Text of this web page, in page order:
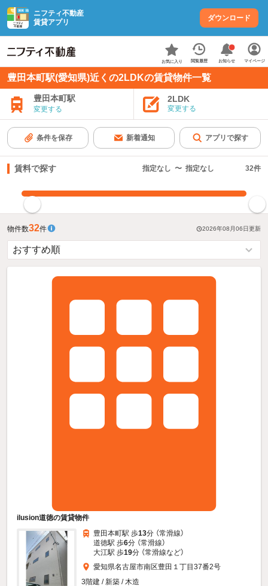
ニフティ不動産
賃貸アプリ
ダウンロード
お気に入り 閲覧履歴 お知らせ マイページ
豊田本町駅(愛知県)近くの2LDKの賃貸物件一覧
豊田本町駅
変更する
2LDK
変更する
条件を保存 新着通知 アプリで探す
賃料で探す 指定なし 〜 指定なし 32件
物件数32件 2026年08月06日更新
ilusion道徳の賃貸物件
豊田本町駅 歩13分 （常滑線）
道徳駅 歩6分 （常滑線）
大江駅 歩19分 （常滑線など）
愛知県名古屋市南区豊田１丁目37番2号
3階建 / 新築 / 木造